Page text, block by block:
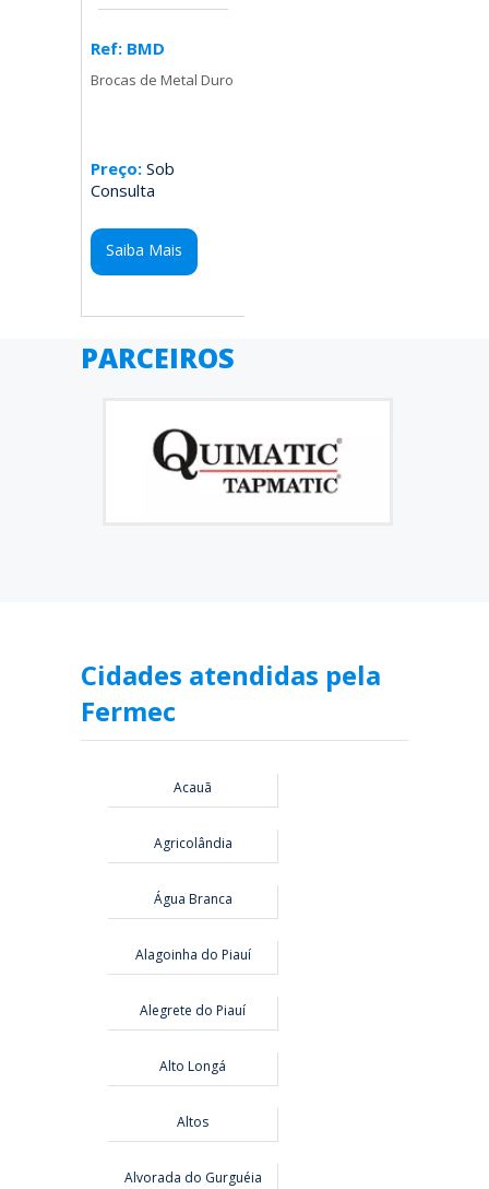
Ref: BMD
Brocas de Metal Duro
Preço: Sob
Consulta
Saiba Mais
PARCEIROS
Cidades atendidas pela
Fermec
Acauã
Agricolândia
Água Branca
Alagoinha do Piauí
Alegrete do Piauí
Alto Longá
Altos
Alvorada do Gurguéia